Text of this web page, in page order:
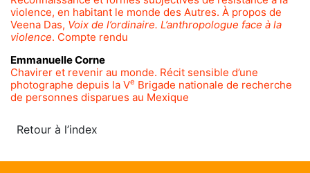
violence, en habitant le monde des Autres. À propos de
Veena Das, Voix de l’ordinaire. L’anthropologue face à la
violence. Compte rendu
EmmanuelleCorne
Chavirer et revenir au monde. Récit sensible d’une
photographe depuis la Ve Brigade nationale de recherche
de personnes disparues au Mexique
Retour à l’index